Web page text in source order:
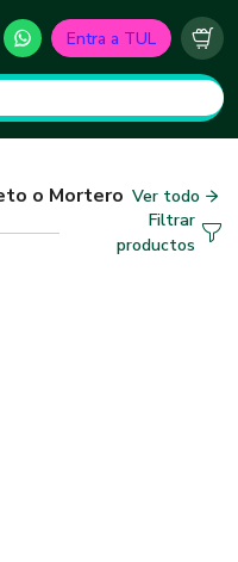
Entra a TUL
o Mortero Ver todo
Filtrar
productos